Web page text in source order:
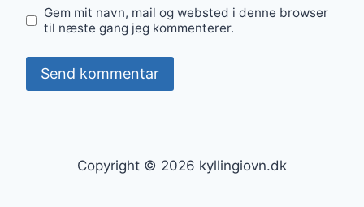
Gem mit navn, mail og websted i denne browser
til næste gang jeg kommenterer.
Copyright © 2026 kyllingiovn.dk